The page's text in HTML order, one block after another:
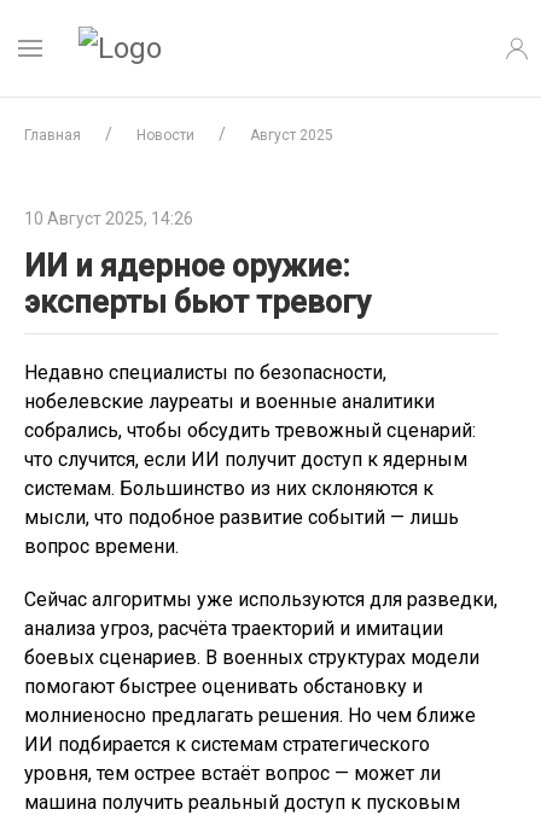
Главная Новости Август 2025
10 Август 2025, 14:26
ИИ и ядерное оружие:
эксперты бьют тревогу
Недавно специалисты по безопасности,
нобелевские лауреаты и военные аналитики
собрались, чтобы обсудить тревожный сценарий:
что случится, если ИИ получит доступ к ядерным
системам. Большинство из них склоняются к
мысли, что подобное развитие событий — лишь
вопрос времени.
Сейчас алгоритмы уже используются для разведки,
анализа угроз, расчёта траекторий и имитации
боевых сценариев. В военных структурах модели
помогают быстрее оценивать обстановку и
молниеносно предлагать решения. Но чем ближе
ИИ подбирается к системам стратегического
уровня, тем острее встаёт вопрос — может ли
машина получить реальный доступ к пусковым